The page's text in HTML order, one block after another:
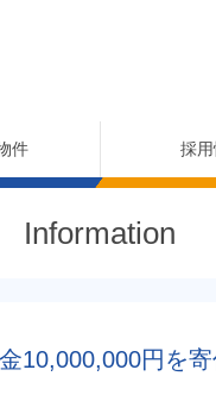
件 採
Information
10,000,000円を